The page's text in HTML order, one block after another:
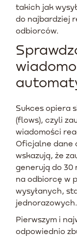
takich jak
do najbardziej
odbiorców.
Sukces opiera
(flows), czyli
wiadomości
Oficjalne dane
wskazują, że
generują do 30
na odbiorcę w
wysyłanych,
jednorazowych.
Pierwszym i
odpowiednio